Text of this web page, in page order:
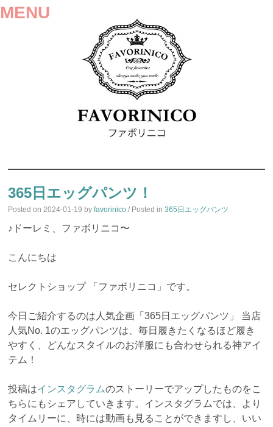
MENU
TO
CONTENT
365日エッグパンツ！
Posted on2024-01-19 byfavorinico / Posted in365日エッグパンツ
♪ドーレミ、ファボリニコ〜
こんにちは
セレクトショップ 「ファボリニコ」です。
今日ご紹介するのは人気企画「365日エッグパンツ」 当店
人気No. 1のエッグパンツは、毎日履きたくなるほど履き
やすく、どんなスタイルのお洋服にも合わせられる神アイ
テム！
投稿はインスタグラムのストーリーでアップしたものをこ
ちらにもシェアしていきます。インスタグラムでは、より
タイムリーに、時には動画も見ることができますし、いい